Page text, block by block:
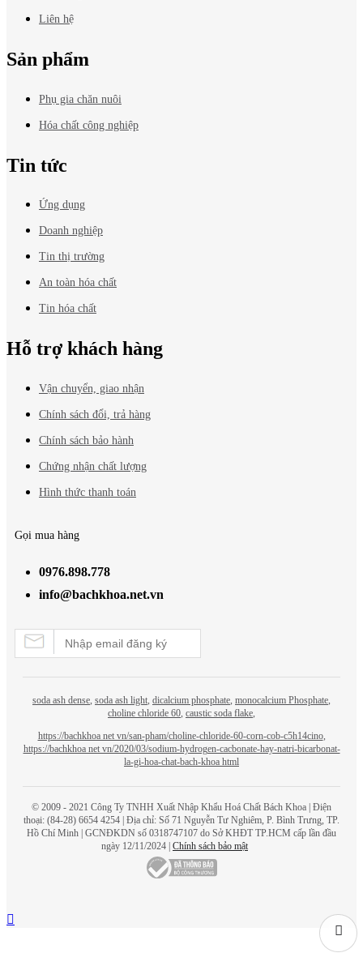
Liên hệ
Sản phẩm
Phụ gia chăn nuôi
Hóa chất công nghiệp
Tin tức
Ứng dụng
Doanh nghiệp
Tin thị trường
An toàn hóa chất
Tin hóa chất
Hỗ trợ khách hàng
Vận chuyển, giao nhận
Chính sách đổi, trả hàng
Chính sách bảo hành
Chứng nhận chất lượng
Hình thức thanh toán
Gọi mua hàng
0976.898.778
info@bachkhoa.net.vn
soda ash dense, soda ash light, dicalcium phosphate, monocalcium Phosphate,
choline chloride 60, caustic soda flake,
https://bachkhoa net vn/san-pham/choline-chloride-60-corn-cob-c5h14cino,
https://bachkhoa net vn/2020/03/sodium-hydrogen-cacbonate-hay-natri-bicarbonat-
la-gi-hoa-chat-bach-khoa html
© 2009 - 2021 Công Ty TNHH Xuất Nhập Khẩu Hoá Chất Bách Khoa | Điện
thoại: (84-28) 6654 4254 | Địa chỉ: Số 71 Nguyễn Tư Nghiêm, P. Bình Trưng, TP.
Hồ Chí Minh | GCNĐKDN số 0318747107 do Sở KHĐT TP.HCM cấp lần đầu
ngày 12/11/2024 | Chính sách bảo mật